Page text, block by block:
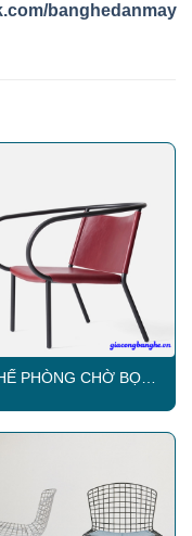
banghedanmay
PHÒNG CHỜ BỌC